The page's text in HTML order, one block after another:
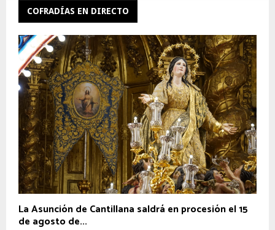
COFRADÍAS EN DIRECTO
La Asunción de Cantillana saldrá en procesión el 15
de agosto de...